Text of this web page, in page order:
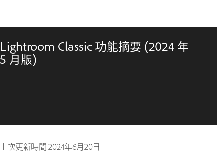
Lightroom Classic 功能摘要 (2024 年
5 月版)
上次更新時間 2024年6月20日